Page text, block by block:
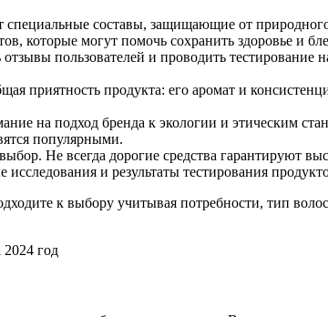
специальные составы, защищающие от
которые могут помочь сохранить здоровье и
пользователей и проводить
приятность продукта: его аромат и
на подход бренда к экологии и этическим
популярными.
Не всегда дорогие средства гарантируют
и результаты тестирования
к выбору учитывая потребности, тип